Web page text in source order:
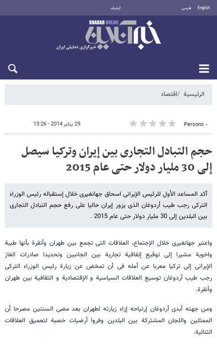
English فارسی أرشيف
الرئيسية اقتصاد
٠ Persons 29 يناير 2014 - 13:26
حجم التبادل التجاری بین إیران وترکیا سیصل
إلی 30 ملیار دولار حتی عام 2015
أکد المساعد الأول للرئیس الإیرانی اسحاق جهانغیری خلال إستقباله رئیس الوزراء
الترکی رجب طیب أردوغان الذی یزور إیران حالیا علی رفع حجم التبادل التجاری
بین البلدین إلی 30 ملیار دولار حتی عام 2015 .
واعتبر جهانغیری خلال الإجتماع، العلاقات التی تجمع بین طهران وأنقرة بأنها طیبة
واخویة مشیرا إلی توقیع إتفاقیة تجاریة بین الجانبین وتحدیدا صادرات الغاز
الإیرانی إلی ترکیا معربا عن أمله فی أن تمخض عن زیارة رئیس الوزراء الترکی
رجب طیب أردوغان توسیع العلاقات السیاسیة و الإقتصادیة و الثقافیة بین طهران
وأنقرة.
ومن جهته أبدی أردوغان إرتیاحه إزاء زیارته لطهران بعد مضی السنتین مصرحا أن
الممثلین واللجان المشترکة بین البلدین وفروا أرضیات خصبة لتعمیق العلاقات
الثنائیة.